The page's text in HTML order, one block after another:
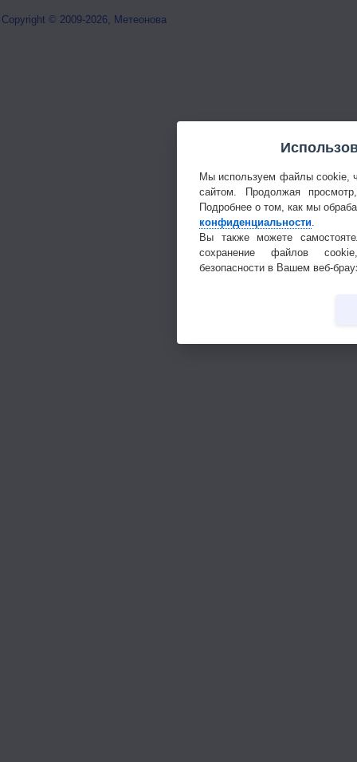
Copyright © 2009-2026, Метеонова
Мы используем файлы cookie,
сайтом. Продолжая
Подробнее о том, как мы
конфиденциальности.
Вы также можете
сохранение файлов
безопасности в Вашем веб-